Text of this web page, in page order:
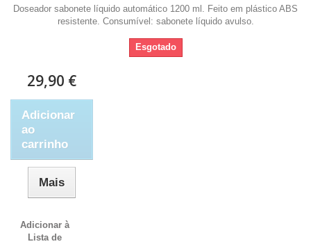
Doseador sabonete líquido automático 1200 ml. Feito em plástico ABS
resistente. Consumível: sabonete líquido avulso.
Esgotado
29,90 €
Adicionar
ao
carrinho
Mais
Adicionar à
Lista de